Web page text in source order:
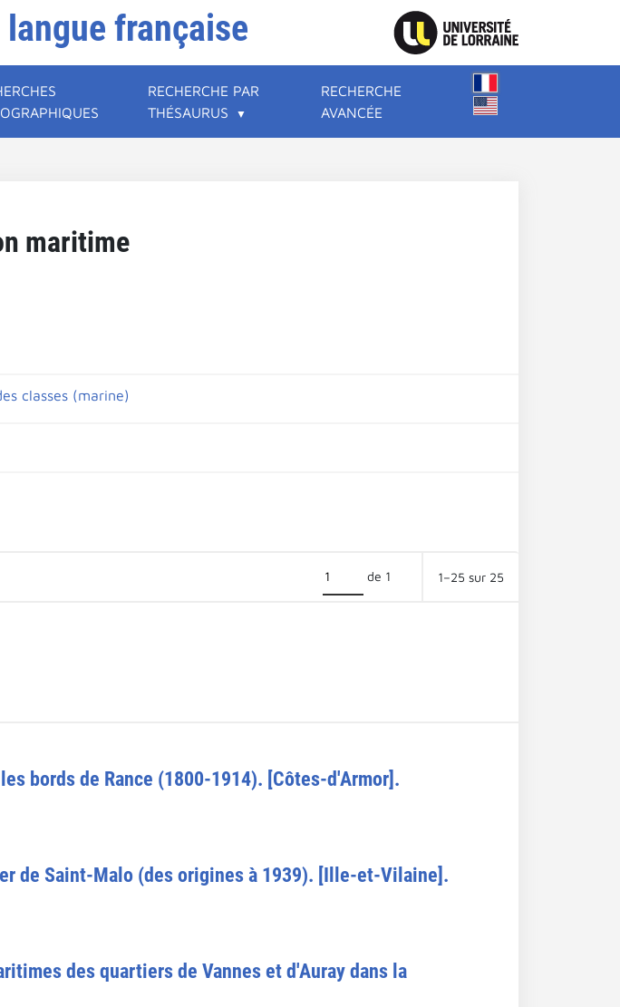
française
RECHERCHE PAR
THÉSAURUS
RECHERCHE
AVANCÉE
maritime
classes (marine)
de 1 1–25 sur 25
bords de Rance (1800-1914). [Côtes-d'Armor].
de Saint-Malo (des origines à 1939). [Ille-et-Vilaine].
des quartiers de Vannes et d'Auray dans la